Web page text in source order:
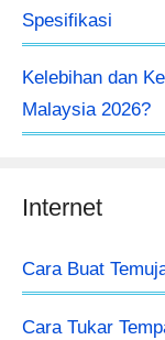
Spesifikasi
Kelebihan dan
Malaysia 2026?
Internet
Cara Buat
Cara Tukar